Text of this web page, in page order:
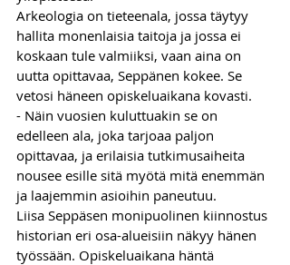
Arkeologia on tieteenala, jossa täytyy
hallita monenlaisia taitoja ja jossa ei
koskaan tule valmiiksi, vaan aina on
uutta opittavaa, Seppänen kokee. Se
vetosi häneen opiskeluaikana kovasti.
- Näin vuosien kuluttuakin se on
edelleen ala, joka tarjoaa paljon
opittavaa, ja erilaisia tutkimusaiheita
nousee esille sitä myötä mitä enemmän
ja laajemmin asioihin paneutuu.
Liisa Seppäsen monipuolinen kiinnostus
historian eri osa-alueisiin näkyy hänen
työssään. Opiskeluaikana häntä